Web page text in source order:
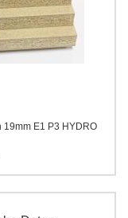
19mm E1 P3 HYDRO